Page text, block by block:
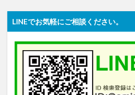
LINEでお気軽にご相談ください。